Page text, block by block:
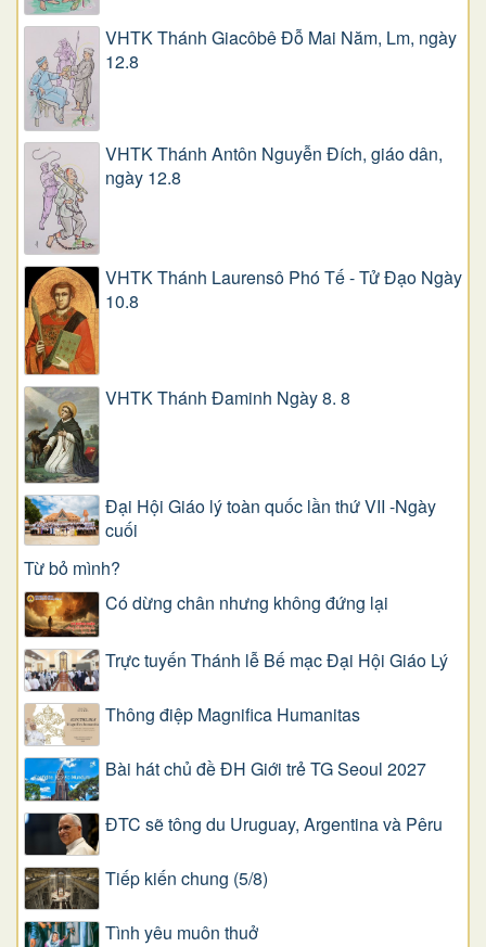
VHTK Thánh Giacôbê Ðỗ Mai Năm, Lm, ngày
12.8
VHTK Thánh Antôn Nguyễn Ðích, giáo dân,
ngày 12.8
VHTK Thánh Laurensô Phó Tế - Tử Đạo Ngày
10.8
VHTK Thánh Đaminh Ngày 8. 8
Đại Hội Giáo lý toàn quốc lần thứ VII -Ngày
cuối
Từ bỏ mình?
Có dừng chân nhưng không đứng lại
Trực tuyến Thánh lễ Bế mạc Đại Hội Giáo Lý
Thông điệp Magnifica Humanitas
Bài hát chủ đề ĐH Giới trẻ TG Seoul 2027
ĐTC sẽ tông du Uruguay, Argentina và Pêru
Tiếp kiến chung (5/8)
Tình yêu muôn thuở